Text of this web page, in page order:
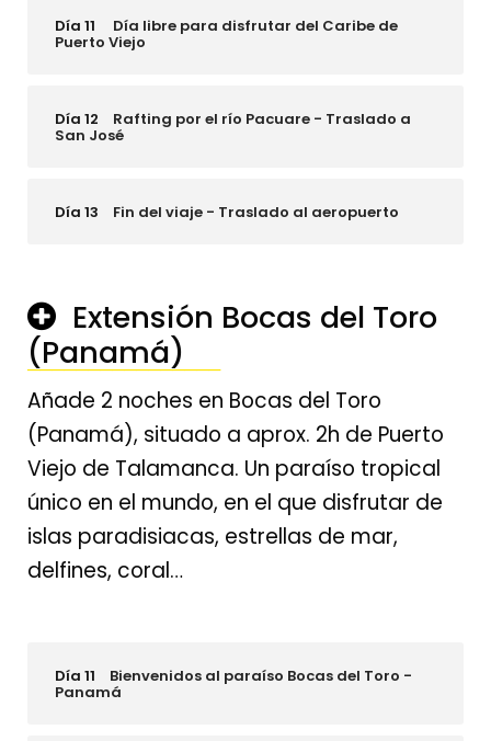
Día 11 Día libre para disfrutar del Caribe de
Puerto Viejo
Día 12 Rafting por el río Pacuare - Traslado a
San José
Día 13 Fin del viaje - Traslado al aeropuerto
Extensión Bocas del Toro
(Panamá)
────────────────
Añade 2 noches en Bocas del Toro
(Panamá), situado a aprox. 2h de Puerto
Viejo de Talamanca. Un paraíso tropical
único en el mundo, en el que disfrutar de
islas paradisiacas, estrellas de mar,
delfines, coral…
Día 11 Bienvenidos al paraíso Bocas del Toro -
Panamá